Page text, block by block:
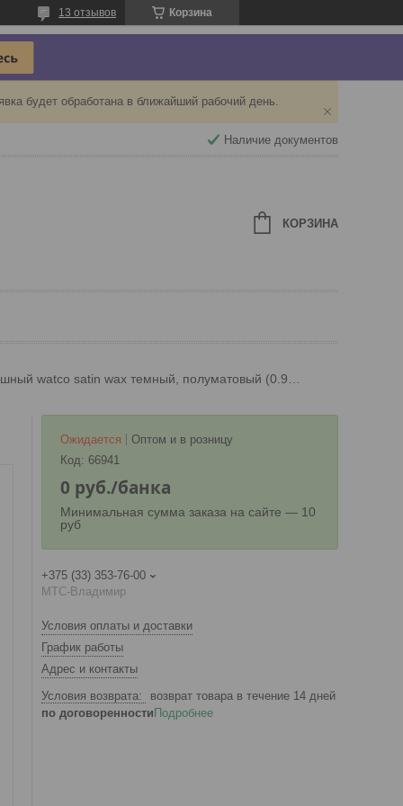
Корзина
13 отзывов
будет обработана в ближайший рабочий день.
Наличие документов
КОРЗИНА
Ожидается
Оптом и в розницу
Код: 66941
0 руб./банка
Минимальная сумма заказа на сайте — 10
руб
+375 (33) 353-76-00
МТС-Владимир
Условия оплаты и доставки
График работы
Адрес и контакты
возврат товара в течение 14 дней
по договоренности Подробнее